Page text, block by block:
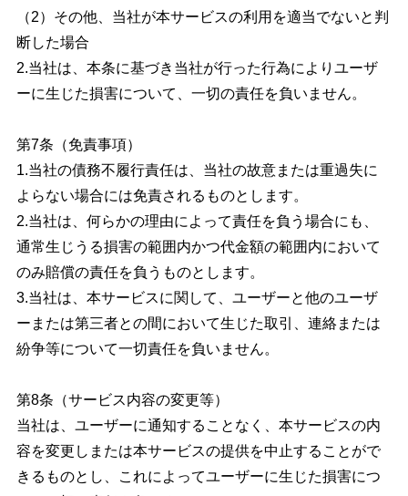
（2）その他、当社が本サービスの利用を適当でないと判
断した場合
2.当社は、本条に基づき当社が行った行為によりユーザ
ーに生じた損害について、一切の責任を負いません。
第7条（免責事項）
1.当社の債務不履行責任は、当社の故意または重過失に
よらない場合には免責されるものとします。
2.当社は、何らかの理由によって責任を負う場合にも、
通常生じうる損害の範囲内かつ代金額の範囲内において
のみ賠償の責任を負うものとします。
3.当社は、本サービスに関して、ユーザーと他のユーザ
ーまたは第三者との間において生じた取引、連絡または
紛争等について一切責任を負いません。
第8条（サービス内容の変更等）
当社は、ユーザーに通知することなく、本サービスの内
容を変更しまたは本サービスの提供を中止することがで
きるものとし、これによってユーザーに生じた損害につ